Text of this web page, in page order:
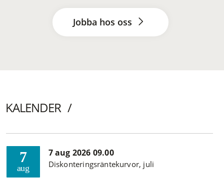
Jobba hos oss
KALENDER
7
aug
7 aug 2026 09.00
Diskonteringsräntekurvor, juli